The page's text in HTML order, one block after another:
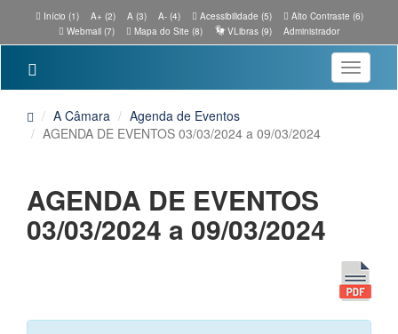
Início (1) A+ (2) A (3) A- (4) Acessibilidade (5)
Alto Contraste (6)
Webmail (7)
Mapa do Site (8) VLibras (9) Administrador
Toggle
A Câmara
Agenda de Eventos
AGENDA DE EVENTOS 03/03/2024 a 09/03/2024
AGENDA DE EVENTOS
03/03/2024 a 09/03/2024